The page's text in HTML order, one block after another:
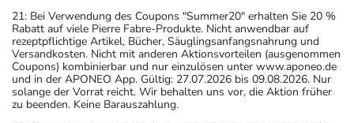
21: Bei Verwendung des Coupons "Summer20" erhalten Sie 20 %
Rabatt auf viele Pierre Fabre-Produkte. Nicht anwendbar auf
rezeptpflichtige Artikel, Bücher, Säuglingsanfangsnahrung und
Versandkosten. Nicht mit anderen Aktionsvorteilen (ausgenommen
Coupons) kombinierbar und nur einzulösen unter www.aponeo.de
und in der APONEO App. Gültig: 27.07.2026 bis 09.08.2026. Nur
solange der Vorrat reicht. Wir behalten uns vor, die Aktion früher
zu beenden. Keine Barauszahlung.